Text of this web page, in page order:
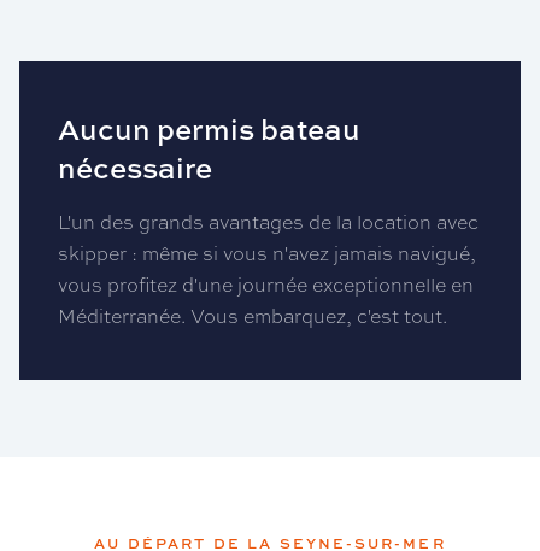
Aucun permis bateau
nécessaire
L'un des grands avantages de la location avec
skipper : même si vous n'avez jamais navigué,
vous profitez d'une journée exceptionnelle en
Méditerranée. Vous embarquez, c'est tout.
AU DÉPART DE LA SEYNE-SUR-MER